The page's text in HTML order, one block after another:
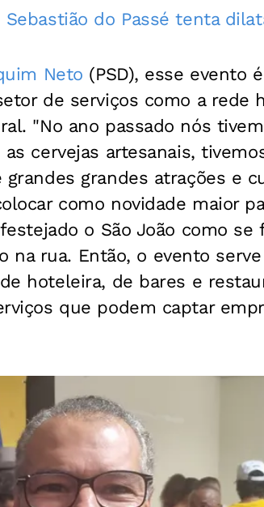
do Passé tenta
Neto (PSD), esse evento
de serviços como a rede
"No ano passado nós
as cervejas artesanais,
grandes atrações e
como novidade maior
o São João como se
na rua. Então, o evento
hoteleira, de bares e
que podem captar